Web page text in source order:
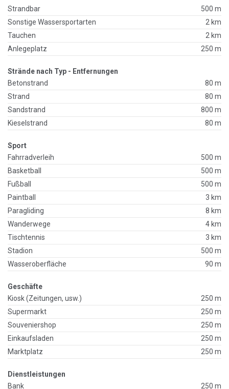
Strandbar
500 m
Sonstige Wassersportarten
2 km
Tauchen
2 km
Anlegeplatz
250 m
Strände nach Typ - Entfernungen
Betonstrand
80 m
Strand
80 m
Sandstrand
800 m
Kieselstrand
80 m
Sport
Fahrradverleih
500 m
Basketball
500 m
Fußball
500 m
Paintball
3 km
Paragliding
8 km
Wanderwege
4 km
Tischtennis
3 km
Stadion
500 m
Wasseroberfläche
90 m
Geschäfte
Kiosk (Zeitungen, usw.)
250 m
Supermarkt
250 m
Souveniershop
250 m
Einkaufsladen
250 m
Marktplatz
250 m
Dienstleistungen
Bank
250 m